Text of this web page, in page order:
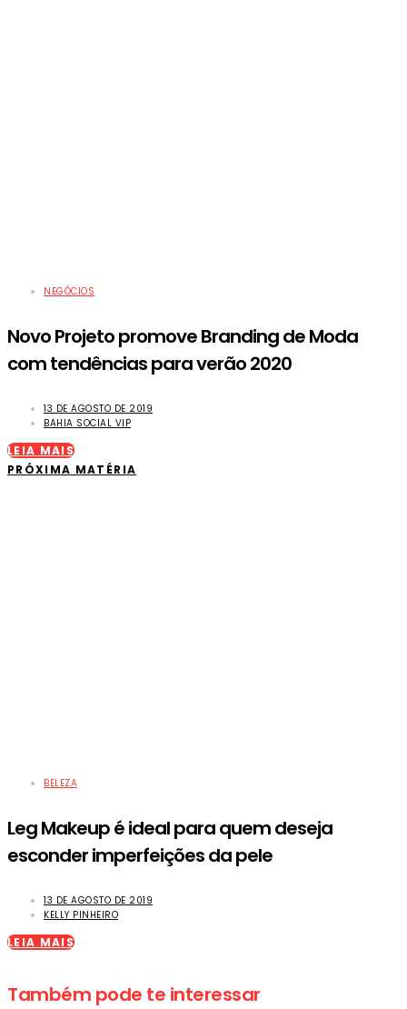
NEGÓCIOS
Novo Projeto promove Branding de Moda
com tendências para verão 2020
13 DE AGOSTO DE 2019
BAHIA SOCIAL VIP
LEIA MAIS
PRÓXIMA MATÉRIA
BELEZA
Leg Makeup é ideal para quem deseja
esconder imperfeições da pele
13 DE AGOSTO DE 2019
KELLY PINHEIRO
LEIA MAIS
Também pode te interessar